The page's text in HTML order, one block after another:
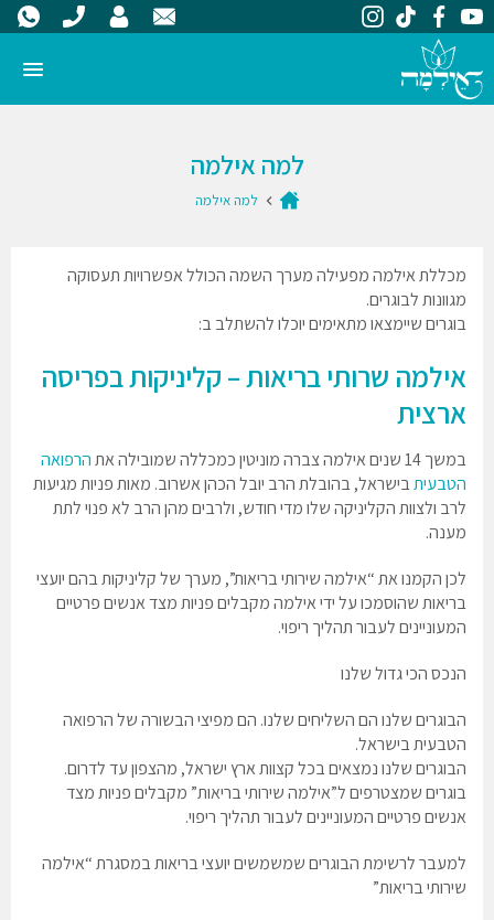
למה אילמה
למה אילמה
מכללת אילמה מפעילה מערך השמה הכולל אפשרויות תעסוקה
מגוונות לבוגרים.
בוגרים שיימצאו מתאימים יוכלו להשתלב ב:
אילמה שרותי בריאות – קליניקות בפריסה
ארצית
במשך 14 שנים אילמה צברה מוניטין כמכללה שמובילה את
הרפואה
הטבעיתבישראל, בהובלת הרב יובל הכהן אשרוב. מאות פניות מגיעות
לרב ולצוות הקליניקה שלו מדי חודש, ולרבים מהן הרב לא פנוי לתת
מענה.
לכן הקמנו את “אילמה שירותי בריאות”, מערך של קליניקות בהם יועצי
בריאות שהוסמכו על ידי אילמה מקבלים פניות מצד אנשים פרטיים
המעוניינים לעבור תהליך ריפוי.
הנכס הכי גדול שלנו
הבוגרים שלנו הם השליחים שלנו. הם מפיצי הבשורה של הרפואה
הטבעית בישראל.
הבוגרים שלנו נמצאים בכל קצוות ארץ ישראל, מהצפון עד לדרום.
בוגרים שמצטרפים ל”אילמה שירותי בריאות” מקבלים פניות מצד
אנשים פרטיים המעוניינים לעבור תהליך ריפוי.
למעבר לרשימת הבוגרים שמשמשים יועצי בריאות במסגרת “אילמה
שירותי בריאות”